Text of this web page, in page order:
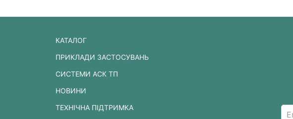
КАТАЛОГ
ПРИКЛАДИ ЗАСТОСУВАНЬ
СИСТЕМИ АСК ТП
НОВИНИ
ТЕХНІЧНА ПІДТРИМКА